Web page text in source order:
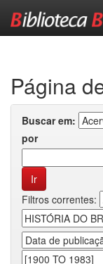
Página
Buscar em:
por
Filtros correntes: